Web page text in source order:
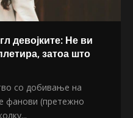
девојките: Не ви
затоа што
со добивање на
фанови (претежно